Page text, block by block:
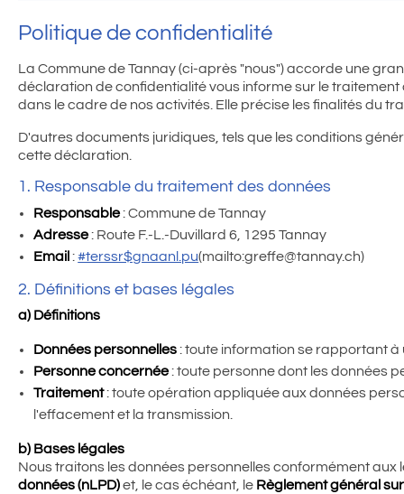
Politique de confidentialité
La Commune de Tannay (ci-après "nous") accorde une
déclaration de confidentialité vous informe sur le
dans le cadre de nos activités. Elle précise les finalités du
D'autres documents juridiques, tels que les conditions
cette déclaration.
1. Responsable du traitement des données
Responsable: Commune de Tannay
Adresse: Route F.-L.-Duvillard 6, 1295 Tannay
Email :#terssr$gnaanl.pu(mailto:greffe@tannay.ch)
2. Définitions et bases légales
a) Définitions
Données personnelles: toute information se rapportant
Personne concernée: toute personne dont les données
Traitement: toute opération appliquée aux données
l'effacement et la transmission.
b) Bases légales
Nous traitons les données personnelles conformément
données (nLPD)et, le cas échéant, le Règlement général